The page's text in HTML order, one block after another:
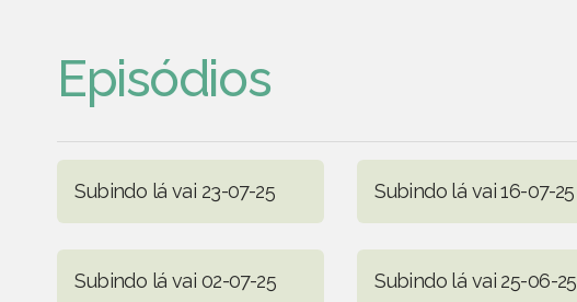
Episódios
Subindo lá vai 23-07-25 Subindo lá vai 16-07-25
Subindo lá vai 02-07-25 Subindo lá vai 25-06-25